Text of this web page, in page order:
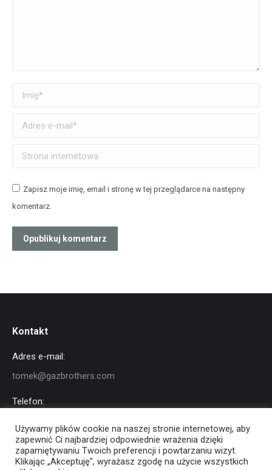
Imię *
Adres e-mail *
Strona internetowa
Zapisz moje imię, email i stronę w tej przeglądarce na następny
komentarz.
Opublikuj komentarz
Kontakt
Adres e-mail:
tomek@gazbrothers.com
Telefon:
Znajdź nas na:
Facebook
YouTubeInstagram
Używamy plików cookie na naszej stronie internetowej, aby
zapewnić Ci najbardziej odpowiednie wrażenia dzięki
zapamiętywaniu Twoich preferencji i powtarzaniu wizyt.
Klikając „Akceptuję”, wyrażasz zgodę na użycie wszystkich